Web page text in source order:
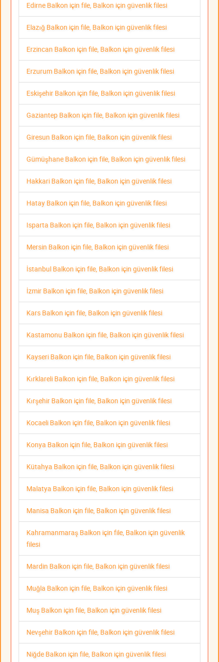
Edirne Balkon için file, Balkon için güvenlik filesi
Elazığ Balkon için file, Balkon için güvenlik filesi
Erzincan Balkon için file, Balkon için güvenlik filesi
Erzurum Balkon için file, Balkon için güvenlik filesi
Eskişehir Balkon için file, Balkon için güvenlik filesi
Gaziantep Balkon için file, Balkon için güvenlik filesi
Giresun Balkon için file, Balkon için güvenlik filesi
Gümüşhane Balkon için file, Balkon için güvenlik filesi
Hakkari Balkon için file, Balkon için güvenlik filesi
Hatay Balkon için file, Balkon için güvenlik filesi
Isparta Balkon için file, Balkon için güvenlik filesi
Mersin Balkon için file, Balkon için güvenlik filesi
İstanbul Balkon için file, Balkon için güvenlik filesi
İzmir Balkon için file, Balkon için güvenlik filesi
Kars Balkon için file, Balkon için güvenlik filesi
Kastamonu Balkon için file, Balkon için güvenlik filesi
Kayseri Balkon için file, Balkon için güvenlik filesi
Kırklareli Balkon için file, Balkon için güvenlik filesi
Kırşehir Balkon için file, Balkon için güvenlik filesi
Kocaeli Balkon için file, Balkon için güvenlik filesi
Konya Balkon için file, Balkon için güvenlik filesi
Kütahya Balkon için file, Balkon için güvenlik filesi
Malatya Balkon için file, Balkon için güvenlik filesi
Manisa Balkon için file, Balkon için güvenlik filesi
Kahramanmaraş Balkon için file, Balkon için güvenlik
filesi
Mardin Balkon için file, Balkon için güvenlik filesi
Muğla Balkon için file, Balkon için güvenlik filesi
Muş Balkon için file, Balkon için güvenlik filesi
Nevşehir Balkon için file, Balkon için güvenlik filesi
Niğde Balkon için file, Balkon için güvenlik filesi